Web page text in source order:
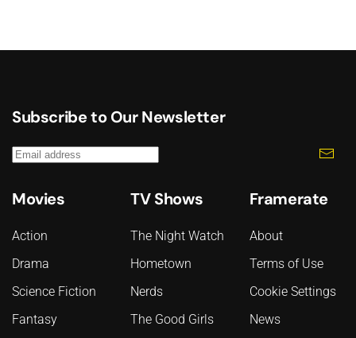
Subscribe to Our Newsletter
Movies
Action
Drama
Science Fiction
Fantasy
TV Shows
The Night Watch
Hometown
Nerds
The Good Girls
Framerate
About
Terms of Use
Cookie Settings
News